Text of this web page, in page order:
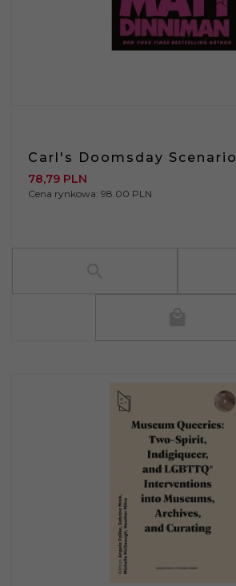
Carl's Doomsday Scenario
78,79 PLN
Cena rynkowa: 98.00 PLN